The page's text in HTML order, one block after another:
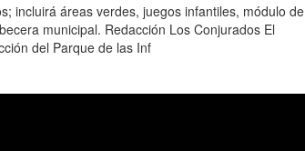
incluirá áreas verdes, juegos infantiles, módulo de
municipal. Redacción Los Conjurados El
del Parque de las Inf